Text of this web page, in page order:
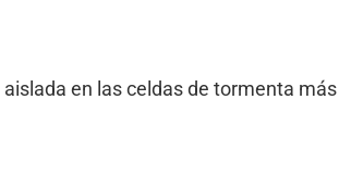
en las celdas de tormenta más